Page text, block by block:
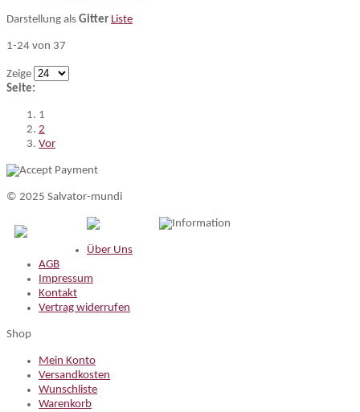
Darstellung als Gitter Liste
1-24 von 37
Zeige
Seite:
1
2
Vor
© 2025 Salvator-mundi
Information
Über Uns
AGB
Impressum
Kontakt
Vertrag widerrufen
Shop
Mein Konto
Versandkosten
Wunschliste
Warenkorb